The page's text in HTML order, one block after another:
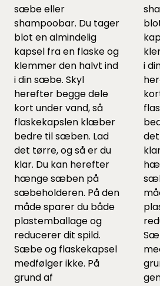
sæbe eller
shampoobar. Du tager
blot en almindelig
kapsel fra en flaske og
klemmer den halvt ind
i din sæbe. Skyl
herefter begge dele
kort under vand, så
flaskekapslen klæber
bedre til sæben. Lad
det tørre, og så er du
klar. Du kan herefter
hænge sæben på
sæbeholderen. På den
måde sparer du både
plastemballage og
reducerer dit spild.
Sæbe og flaskekapsel
medfølger ikke. På
grund af
i